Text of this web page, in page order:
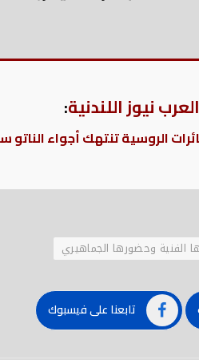
نيوز اللندنية:
الروسية تنتهك أجواء
تابعنا على فيسبوك